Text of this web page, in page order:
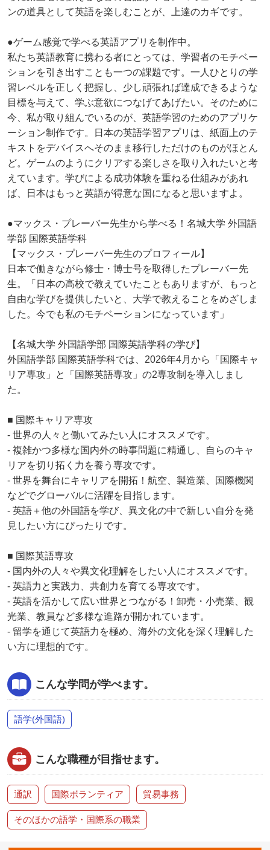
ンの道具として英語を楽しむことが、上達のカギです。
●ゲーム感覚で学べる英語アプリを制作中。
私たち英語教育に携わる者にとっては、学習者のモチベー
ションを引き出すことも一つの課題です。一人ひとりの学
習レベルを正しく把握し、少し頑張れば達成できるような
目標を与えて、学ぶ意欲につなげてあげたい。そのために
今、私が取り組んでいるのが、英語学習のためのアプリケ
ーション制作です。日本の英語学習アプリは、紙面上のテ
キストをデバイスへそのまま移行しただけのものがほとん
ど。ゲームのようにクリアする楽しさを取り入れたいと考
えています。学びによる成功体験を重ねる仕組みがあれ
ば、日本はもっと英語が得意な国になると思いますよ。
●マックス・プレーバー先生から学べる！名城大学 外国語
学部 国際英語学科
【マックス・プレーバー先生のプロフィール】
日本で働きながら修士・博士号を取得したプレーバー先
生。「日本の高校で教えていたこともありますが、もっと
自由な学びを提供したいと、大学で教えることをめざしま
した。今でも私のモチベーションになっています」
【名城大学 外国語学部 国際英語学科の学び】
外国語学部 国際英語学科では、2026年4月から「国際キャ
リア専攻」と「国際英語専攻」の2専攻制を導入しまし
た。
■ 国際キャリア専攻
- 世界の人々と働いてみたい人にオススメです。
- 複雑かつ多様な国内外の時事問題に精通し、自らのキャ
リアを切り拓く力を養う専攻です。
- 世界を舞台にキャリアを開拓！航空、製造業、国際機関
などでグローバルに活躍を目指します。
- 英語＋他の外国語を学び、異文化の中で新しい自分を発
見したい方にぴったりです。
■ 国際英語専攻
- 国内外の人々や異文化理解をしたい人にオススメです。
- 英語力と実践力、共創力を育てる専攻です。
- 英語を活かして広い世界とつながる！卸売・小売業、観
光業、教員など多様な進路が開かれています。
- 留学を通じて英語力を極め、海外の文化を深く理解した
い方に理想的です。
こんな学問が学べます。
語学(外国語)
こんな職種が目指せます。
通訳 国際ボランティア 貿易事務
そのほかの語学・国際系の職業